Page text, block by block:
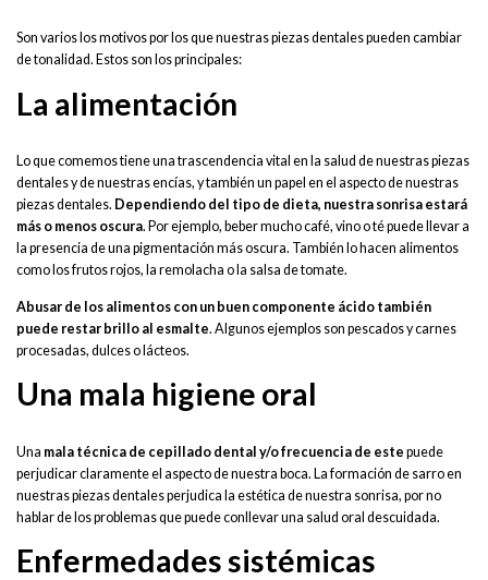
Son varios los motivos por los que nuestras piezas dentales pueden cambiar
de tonalidad. Estos son los principales:
La alimentación
Lo que comemos tiene una trascendencia vital en la salud de nuestras piezas
dentales y de nuestras encías, y también un papel en el aspecto de nuestras
piezas dentales. Dependiendo del tipo de dieta, nuestra sonrisa estará
más o menos oscura. Por ejemplo, beber mucho café, vino o té puede llevar a
la presencia de una pigmentación más oscura. También lo hacen alimentos
como los frutos rojos, la remolacha o la salsa de tomate.
Abusar de los alimentos con un buen componente ácido también
puede restar brillo al esmalte. Algunos ejemplos son pescados y carnes
procesadas, dulces o lácteos.
Una mala higiene oral
Una mala técnica de cepillado dental y/o frecuencia de este puede
perjudicar claramente el aspecto de nuestra boca. La formación de sarro en
nuestras piezas dentales perjudica la estética de nuestra sonrisa, por no
hablar de los problemas que puede conllevar una salud oral descuidada.
Enfermedades sistémicas